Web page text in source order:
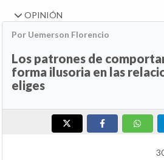
OPINIÓN
Por Uemerson Florencio
Los patrones de
forma ilusoria en las
eliges